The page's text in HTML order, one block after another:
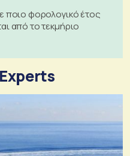
ποιο φορολογικό έτος
από το τεκμήριο